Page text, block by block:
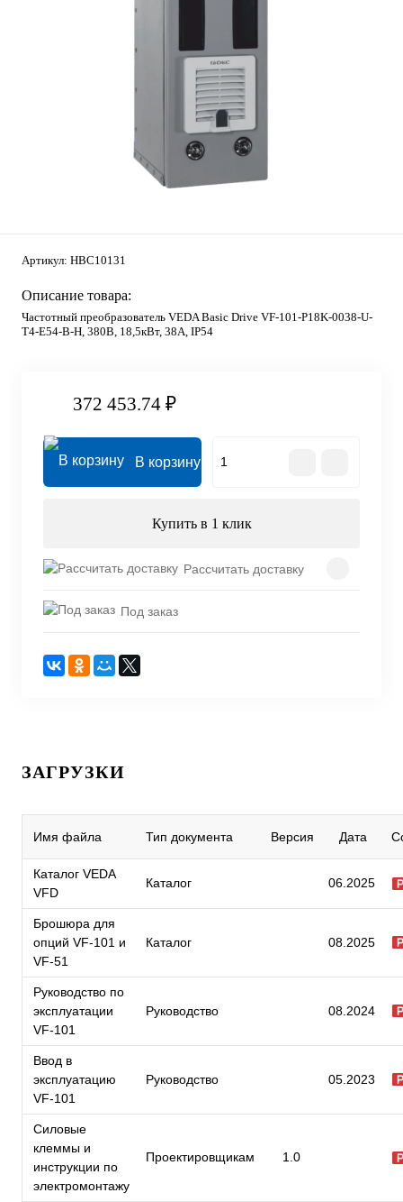
Артикул: HBC10131
Описание товара:
Частотный преобразователь VEDA Basic Drive VF-101-P18K-0038-U-
T4-E54-B-H, 380В, 18,5кВт, 38А, IP54
372 453.74 ₽
В корзину
Купить в 1 клик
Рассчитать доставку
Под заказ
ЗАГРУЗКИ
Имя файла Тип документа Версия Дата
Каталог VEDA
VFD
Каталог 06.2025
Брошюра для
опций VF-101 и
VF-51
Каталог 08.2025
Руководство по
эксплуатации
VF-101
Руководство 08.2024
Ввод в
эксплуатацию
VF-101
Руководство 05.2023
Силовые
клеммы и
инструкции по
электромонтажу
Проектировщикам 1.0